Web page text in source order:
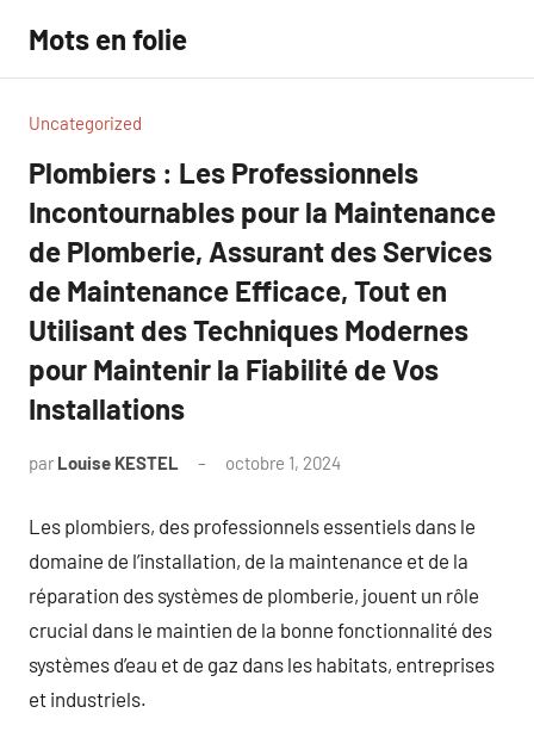
contenu
Mots en folie
Uncategorized
Plombiers : Les Professionnels
Incontournables pour la Maintenance
de Plomberie, Assurant des Services
de Maintenance Efficace, Tout en
Utilisant des Techniques Modernes
pour Maintenir la Fiabilité de Vos
Installations
par Louise KESTEL octobre 1, 2024
Les plombiers, des professionnels essentiels dans le
domaine de l’installation, de la maintenance et de la
réparation des systèmes de plomberie, jouent un rôle
crucial dans le maintien de la bonne fonctionnalité des
systèmes d’eau et de gaz dans les habitats, entreprises
et industriels.